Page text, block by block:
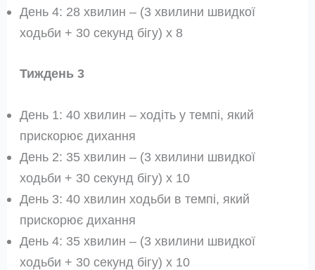
День 4: 28 хвилин – (3 хвилини швидкої
ходьби + 30 секунд бігу) x 8
Тиждень 3
День 1: 40 хвилин – ходіть у темпі, який
прискорює дихання
День 2: 35 хвилин – (3 хвилини швидкої
ходьби + 30 секунд бігу) x 10
День 3: 40 хвилин ходьби в темпі, який
прискорює дихання
День 4: 35 хвилин – (3 хвилини швидкої
ходьби + 30 секунд бігу) x 10